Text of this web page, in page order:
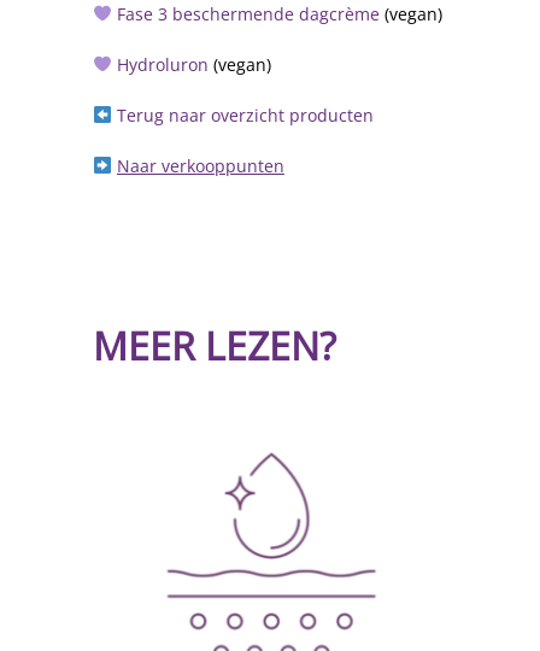
Fase 3 beschermende dagcrème(vegan)
Hydroluron (vegan)
Terug naar overzicht producten
Naar verkooppunten
MEER LEZEN?